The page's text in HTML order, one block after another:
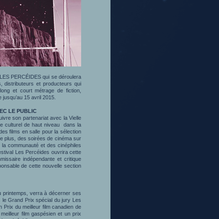
PERCÉIDES qui se déroulera
distributeurs et producteurs qui
et court métrage de fiction,
15 avril 2015.
LE PUBLIC
son partenariat avec la Vielle
culturel de haut niveau dans la
films en salle pour la sélection
plus, des soirées de cinéma sur
communauté et des cinéphiles
Les Percéides ouvrira cette
indépendante et critique
de cette nouvelle section
printemps, verra à décerner ses
Grand Prix spécial du jury Les
Prix du meilleur film canadien de
film gaspésien et un prix